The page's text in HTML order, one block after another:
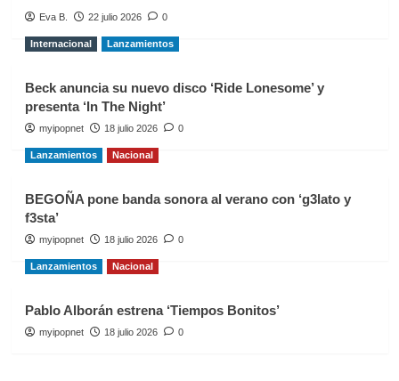
Eva B. 22 julio 2026 0
Internacional Lanzamientos
Beck anuncia su nuevo disco ‘Ride Lonesome’ y
presenta ‘In The Night’
myipopnet 18 julio 2026 0
Lanzamientos Nacional
BEGOÑA pone banda sonora al verano con ‘g3lato y
f3sta’
myipopnet 18 julio 2026 0
Lanzamientos Nacional
Pablo Alborán estrena ‘Tiempos Bonitos’
myipopnet 18 julio 2026 0